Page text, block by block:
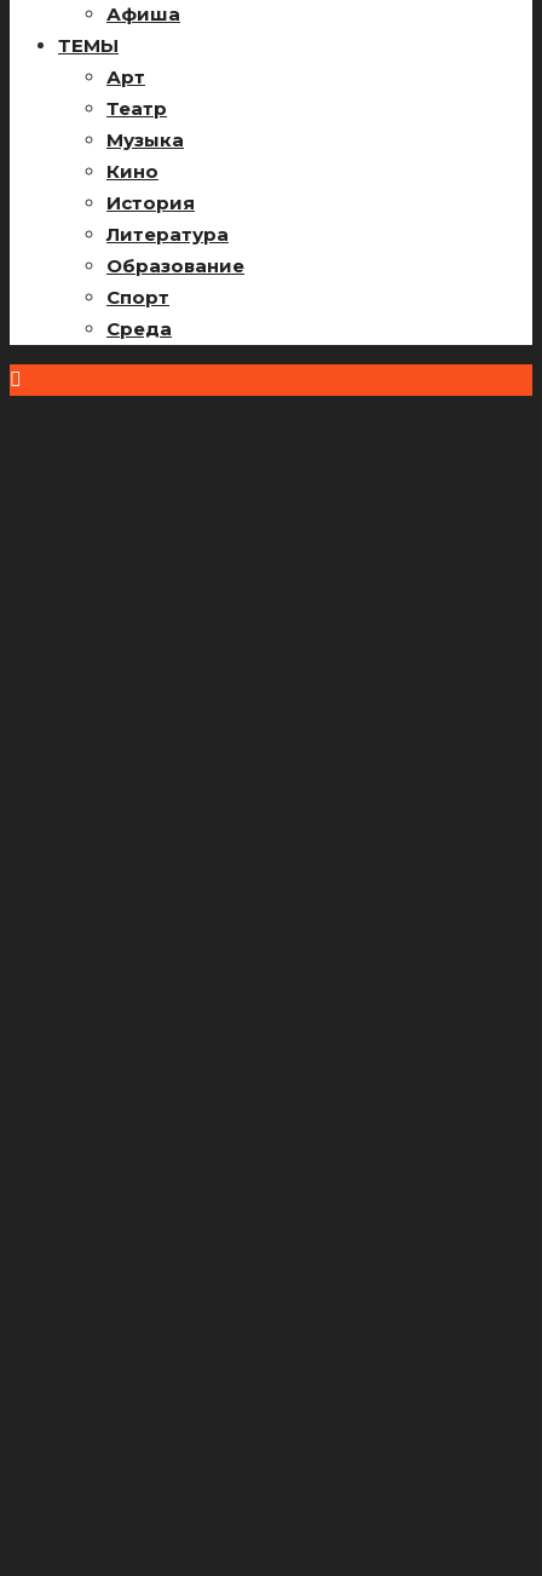
Афиша
ТЕМЫ
Арт
Театр
Музыка
Кино
История
Литература
Образование
Спорт
Среда